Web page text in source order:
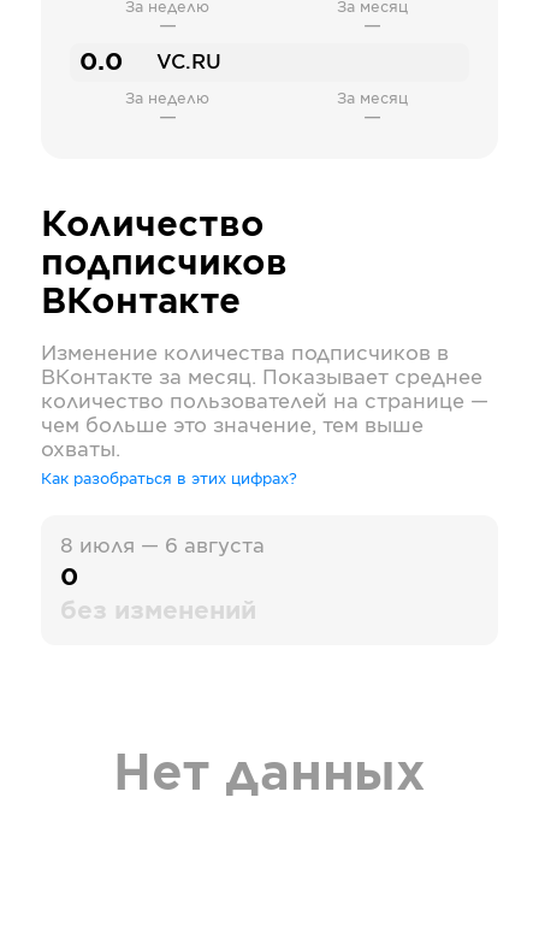
За неделю
—
За месяц
—
0.0 VC.RU
За неделю
—
За месяц
—
Количество
подписчиков
ВКонтакте
Изменение количества подписчиков в
ВКонтакте за месяц. Показывает среднее
количество пользователей на странице —
чем больше это значение, тем выше
охваты.
Как разобраться в этих цифрах?
8 июля — 6 августа
0
без изменений
Нет данных